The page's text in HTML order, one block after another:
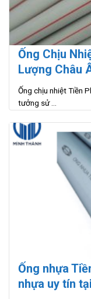
Ống Chịu
Lượng Châu
Ống chịu nhiệt Tiền
tưởng sử ...
Ống nhựa
nhựa uy tín